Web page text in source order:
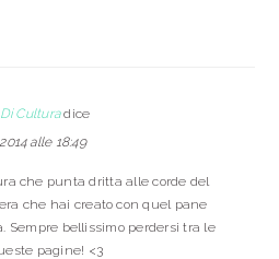
Cultura dice
alle 18:49
che punta dritta alle corde del
che hai creato con quel pane
Sempre bellissimo perdersi tra le
pagine! <3